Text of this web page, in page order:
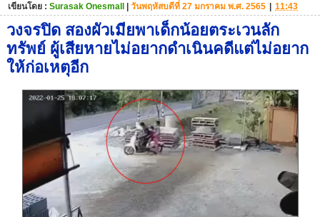
เขียนโดย : Surasak Onesmall | วันพฤหัสบดีที่ 27 มกราคม พ.ศ. 2565 | 11:43
วงจรปิด สองผัวเมียพาเด็กน้อยตระเวนลัก
ทรัพย์ ผู้เสียหายไม่อยากดำเนินคดีแต่ไม่อยาก
ให้ก่อเหตุอีก